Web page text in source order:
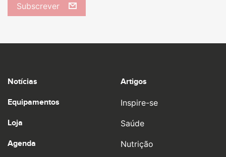
Subscrever
Notícias
Equipamentos
Loja
Agenda
Artigos
Inspire-se
Saúde
Nutrição